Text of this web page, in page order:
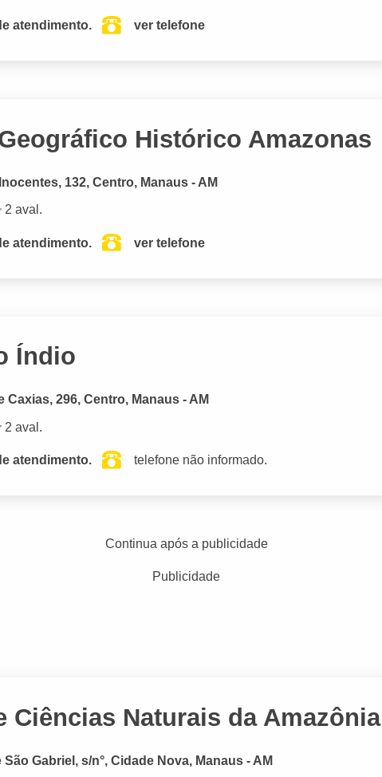
atendimento. ver telefone
Histórico Amazonas
132, Centro, Manaus - AM
2 aval.
atendimento. ver telefone
Índio
Caxias, 296, Centro, Manaus - AM
2 aval.
atendimento. telefone não informado.
Continua após a publicidade
Publicidade
Ciências Naturais da Amazônia
Gabriel, s/n°, Cidade Nova, Manaus - AM